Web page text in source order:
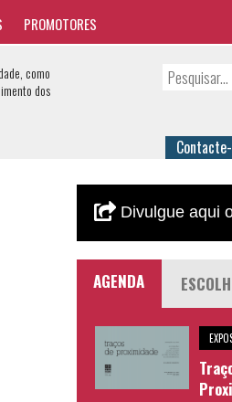
PROMOTORES
como
dos
Divulgue aqui
AGENDA